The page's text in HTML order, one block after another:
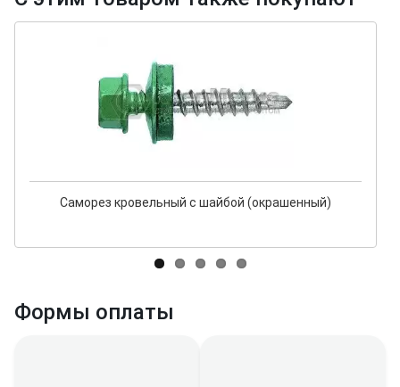
Саморез кровельный с шайбой (окрашенный)
Формы оплаты